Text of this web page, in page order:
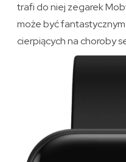
trafi do niej zegarek
może być
cierpiących na choroby